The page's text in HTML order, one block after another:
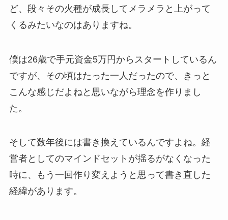
ど、段々その火種が成長してメラメラと上がって
くるみたいなのはありますね。
僕は26歳で手元資金5万円からスタートしているん
ですが、その頃はたった一人だったので、きっと
こんな感じだよねと思いながら理念を作りまし
た。
そして数年後には書き換えているんですよね。経
営者としてのマインドセットが揺るがなくなった
時に、もう一回作り変えようと思って書き直した
経緯があります。